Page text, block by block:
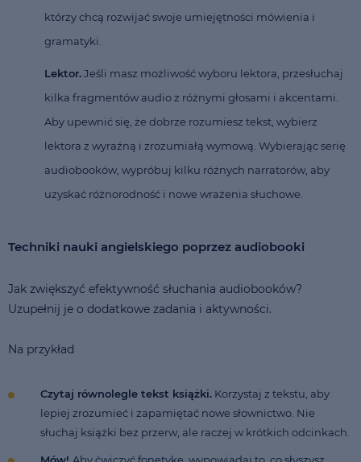
którzy chcą rozwijać swoje umiejętności mówienia i
gramatyki.
Lektor.Jeśli masz możliwość wyboru lektora, przesłuchaj
kilka fragmentów audio z różnymi głosami i akcentami.
Aby upewnić się, że dobrze rozumiesz tekst, wybierz
lektora z wyraźną i zrozumiałą wymową. Wybierając serię
audiobooków, wypróbuj kilku różnych narratorów, aby
uzyskać różnorodność i nowe wrażenia słuchowe.
Techniki nauki angielskiego poprzez audiobooki
Jak zwiększyć efektywność słuchania audiobooków?
Uzupełnij je o dodatkowe zadania i aktywności.
Na przykład
Czytaj równolegle tekst książki. Korzystaj z tekstu, aby
lepiej zrozumieć i zapamiętać nowe słownictwo. Nie
słuchaj książki bez przerw, ale raczej w krótkich odcinkach.
Mów! Aby ćwiczyć fonetykę, wypowiadaj to, co słyszysz,